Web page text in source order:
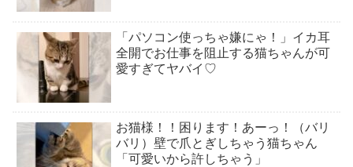
「パソコン使っちゃ嫌にゃ！」イカ耳
全開でお仕事を阻止する猫ちゃんが可
愛すぎてヤバイ♡
お猫様！！困ります！あーっ！（バリ
バリ）壁で爪とぎしちゃう猫ちゃん
「可愛いから許しちゃう」